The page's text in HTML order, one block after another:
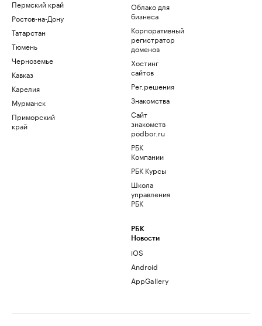
Пермский край
Ростов-на-Дону
Татарстан
Тюмень
Черноземье
Кавказ
Карелия
Мурманск
Приморский
край
Облако для
бизнеса
Корпоративный
регистратор
доменов
Хостинг
сайтов
Рег.решения
Знакомства
Сайт
знакомств
podbor.ru
РБК
Компании
РБК Курсы
Школа
управления
РБК
РБК
Новости
iOS
Android
AppGallery